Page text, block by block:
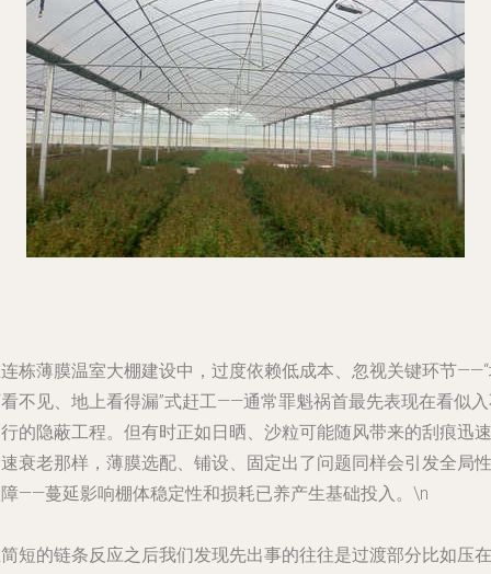
栋薄膜温室大棚建设中，过度依赖低成本、忽视关键环节
不见、地上看得漏”式赶工——通常罪魁祸首最先表现在看似
的隐蔽工程。但有时正如日晒、沙粒可能随风带来的刮痕迅速
衰老那样，薄膜选配、铺设、固定出了问题同样会引发全局性
——蔓延影响棚体稳定性和损耗已养产生基础投入。\n
短的链条反应之后我们发现先出事的往往是过渡部分比如压在